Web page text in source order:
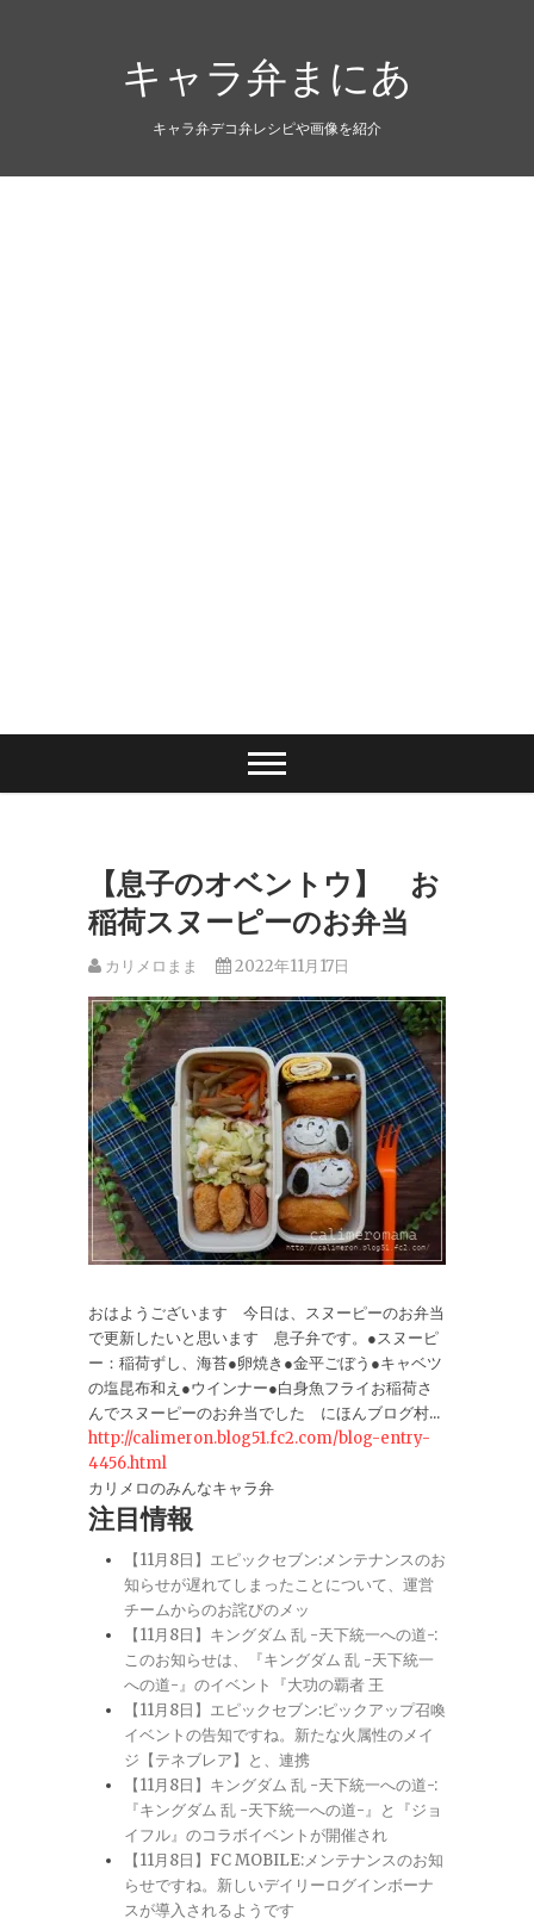
キャラ弁まにあ
キャラ弁デコ弁レシピや画像を紹介
【息子のオベントウ】 お
稲荷スヌーピーのお弁当
カリメロまま 2022年11月17日
おはようございます 今日は、スヌーピーのお弁当
で更新したいと思います 息子弁です。●スヌーピ
ー：稲荷ずし、海苔●卵焼き●金平ごぼう●キャベツ
の塩昆布和え●ウインナー●白身魚フライお稲荷さ
んでスヌーピーのお弁当でした にほんブログ村...
http://calimeron.blog51.fc2.com/blog-entry-
4456.html
カリメロのみんなキャラ弁
注目情報
【11月8日】エピックセブン:メンテナンスのお
知らせが遅れてしまったことについて、運営
チームからのお詫びのメッ
【11月8日】キングダム 乱 -天下統一への道-:
このお知らせは、『キングダム 乱 -天下統一
への道-』のイベント『大功の覇者 王
【11月8日】エピックセブン:ピックアップ召喚
イベントの告知ですね。新たな火属性のメイ
ジ【テネブレア】と、連携
【11月8日】キングダム 乱 -天下統一への道-:
『キングダム 乱 -天下統一への道-』と『ジョ
イフル』のコラボイベントが開催され
【11月8日】FC MOBILE:メンテナンスのお知
らせですね。新しいデイリーログインボーナ
スが導入されるようです